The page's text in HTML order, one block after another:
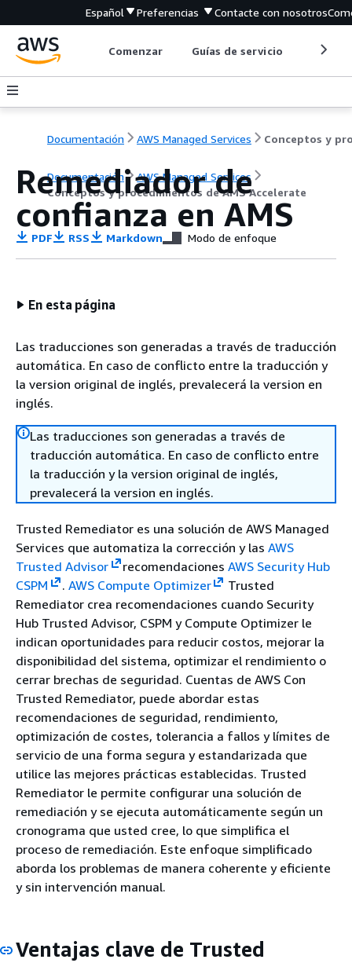
Español Preferencias Contacte con nosotros
Comenzar Guías de servicio
Documentación AWS Managed Services
Documentación
AWS Managed Services
Conceptos y procedimientos de AMS Accelerate
Remediador de
confianza en AMS
PDF RSS Markdown Modo de enfoque
En esta página
Las traducciones son generadas a través de traducción
automática. En caso de conflicto entre la traducción y
la version original de inglés, prevalecerá la version en
inglés.
Las traducciones son generadas a través de
traducción automática. En caso de conflicto entre
la traducción y la version original de inglés,
prevalecerá la version en inglés.
Trusted Remediator es una solución de AWS Managed
Services que automatiza la corrección y las AWS
Trusted Advisor
recomendaciones AWS Security Hub
CSPM
. AWS Compute Optimizer
Trusted
Remediator crea recomendaciones cuando Security
Hub Trusted Advisor, CSPM y Compute Optimizer le
indican oportunidades para reducir costos, mejorar la
disponibilidad del sistema, optimizar el rendimiento o
cerrar brechas de seguridad. Cuentas de AWS Con
Trusted Remediator, puede abordar estas
recomendaciones de seguridad, rendimiento,
optimización de costes, tolerancia a fallos y límites de
servicio de una forma segura y estandarizada que
utilice las mejores prácticas establecidas. Trusted
Remediator le permite configurar una solución de
remediación y se ejecuta automáticamente según un
cronograma que usted cree, lo que simplifica el
proceso de remediación. Este enfoque simplificado
aborda los problemas de manera coherente y eficiente
y sin intervención manual.
Ventajas clave de Trusted